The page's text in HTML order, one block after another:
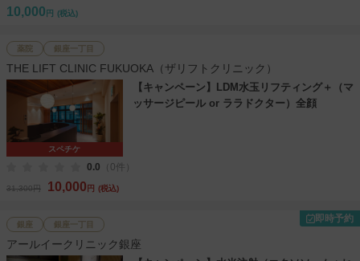
10,000 円 (税込)
薬院 銀座一丁目
THE LIFT CLINIC FUKUOKA（ザリフトクリニック）
スペチケ
【キャンペーン】LDM水玉リフティング＋（マ
ッサージピール or ララドクター）全顔
0.0 （0件）
31,300円 10,000 円 (税込)
銀座 銀座一丁目
即時予約
アールイークリニック銀座